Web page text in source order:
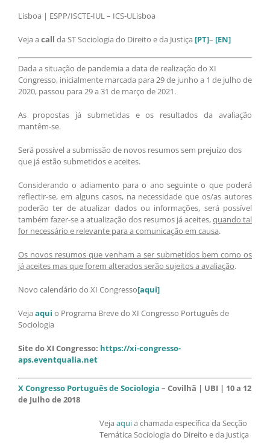
Lisboa | ESPP/ISCTE-IUL – ICS-ULisboa
Veja a call da ST Sociologia do Direito e da Justiça [PT]– [EN]
Dada a situação de pandemia a data de realização do XI
Congresso, inicialmente marcada para 29 de junho a 1 de julho de
2020, passou para 29 a 31 de março de 2021.
As propostas já submetidas e os resultados da avaliação
mantêm-se.
Será possível a submissão de novos resumos sem prejuízo dos
que já estão submetidos e aceites.
Considerando o adiamento para o ano seguinte o que poderá
reflectir-se, em alguns casos, na necessidade que os/as autores
poderão ter de atualizar dados ou informações, será possível
também fazer-se a atualização dos resumos já aceites,quando tal
for necessário e relevante para a comunicação em causa.
Os novos resumos que venham a ser submetidos bem como os
já aceites mas que forem alterados serão sujeitos a avaliação.
Novo calendário do XI Congresso[aqui]
Veja aqui o Programa Breve do XI Congresso Português de
Sociologia
Site do XI Congresso: https://xi-congresso-
aps.eventqualia.net
X Congresso Português de Sociologia – Covilhã | UBI | 10 a 12
de Julho de 2018
Veja aquia chamada específica da Secção
Temática Sociologia do Direito e da Justiça